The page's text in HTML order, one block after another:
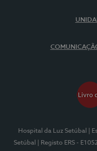
Hospital da Luz Setúbal
|
Setúbal
| Registo ERS -